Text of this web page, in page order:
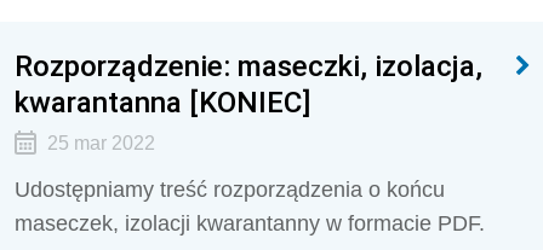
Rozporządzenie: maseczki, izolacja,
kwarantanna [KONIEC]
25 mar 2022
Udostępniamy treść rozporządzenia o końcu
maseczek, izolacji kwarantanny w formacie PDF.